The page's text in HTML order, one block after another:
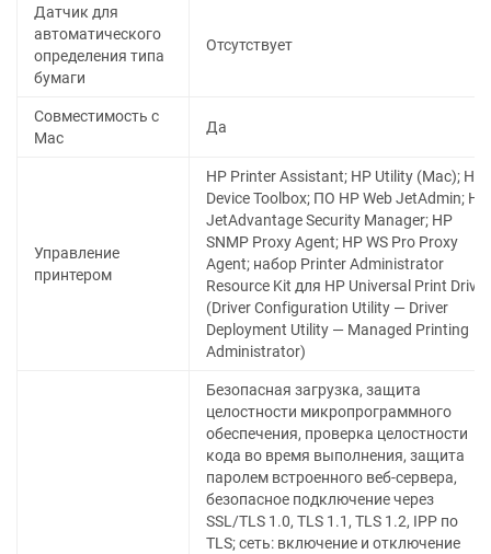
Датчик для
автоматического
определения типа
бумаги
Отсутствует
Совместимость с
Mac
Да
Управление
принтером
HP Printer Assistant; HP Utility (Mac); HP
Device Toolbox; ПО HP Web JetAdmin; HP
JetAdvantage Security Manager; HP
SNMP Proxy Agent; HP WS Pro Proxy
Agent; набор Printer Administrator
Resource Kit для HP Universal Print Driver
(Driver Configuration Utility — Driver
Deployment Utility — Managed Printing
Administrator)
Безопасная загрузка, защита
целостности микропрограммного
обеспечения, проверка целостности
кода во время выполнения, защита
паролем встроенного веб-сервера,
безопасное подключение через
SSL/TLS 1.0, TLS 1.1, TLS 1.2, IPP по
TLS; сеть: включение и отключение